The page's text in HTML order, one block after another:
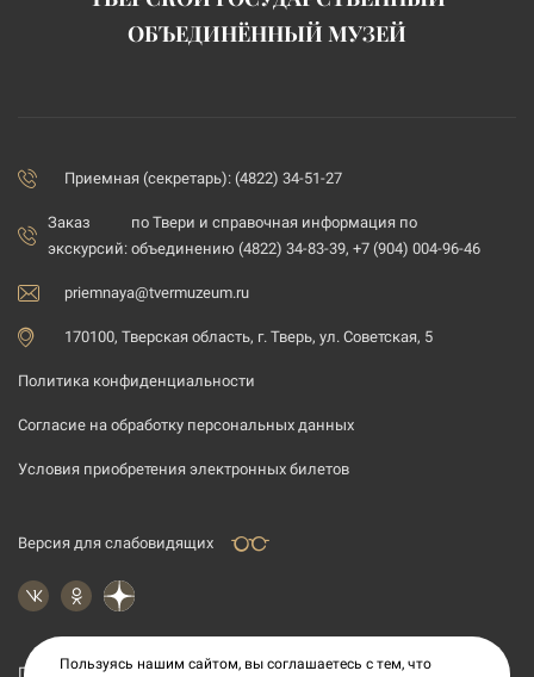
ОБЪЕДИНЁННЫЙ МУЗЕЙ
Приемная (секретарь): (4822) 34-51-27
Заказ
экскурсий:
по Твери и справочная информация по
объединению (4822) 34-83-39, +7 (904) 004-96-46
priemnaya@tvermuzeum.ru
170100, Тверская область, г. Тверь, ул. Советская, 5
Политика конфиденциальности
Согласие на обработку персональных данных
Условия приобретения электронных билетов
Версия для слабовидящих
Подпишитесь на рассылку новостей
Пользуясь нашим сайтом, вы соглашаетесь с тем, что